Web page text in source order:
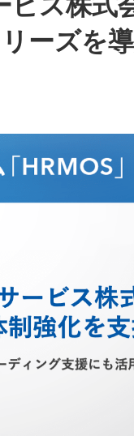
ーズを